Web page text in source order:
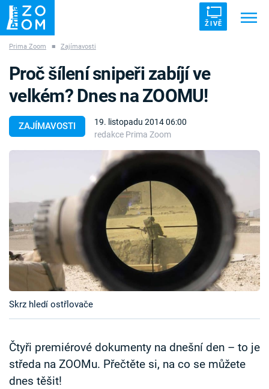
ŽIVĚ
ZÁHADY VETŘELCI DÁVNOVĚKU
Pořady
TV Program
Časopis
Sledujte prima+
Přihlášení
Prima Zoom ■ Zajímavosti
ZAJÍMAVOSTI
19. listopadu 2014 06:00
redakce Prima Zoom
Proč šílení snipeři zabíjí ve
velkém? Dnes na ZOOMU!
Skrz hledí ostřlovače
Čtyři premiérové dokumenty na dnešní den – to je
středa na ZOOMu. Přečtěte si, na co se můžete
dnes těšit!